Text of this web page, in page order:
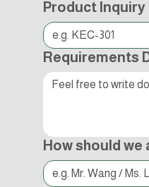
Product Inquiry
Requirements
How should we